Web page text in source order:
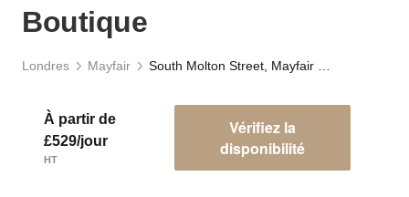
Boutique
Londres Mayfair
À partir de
£529/jour
HT
Vérifiez la
disponibilité